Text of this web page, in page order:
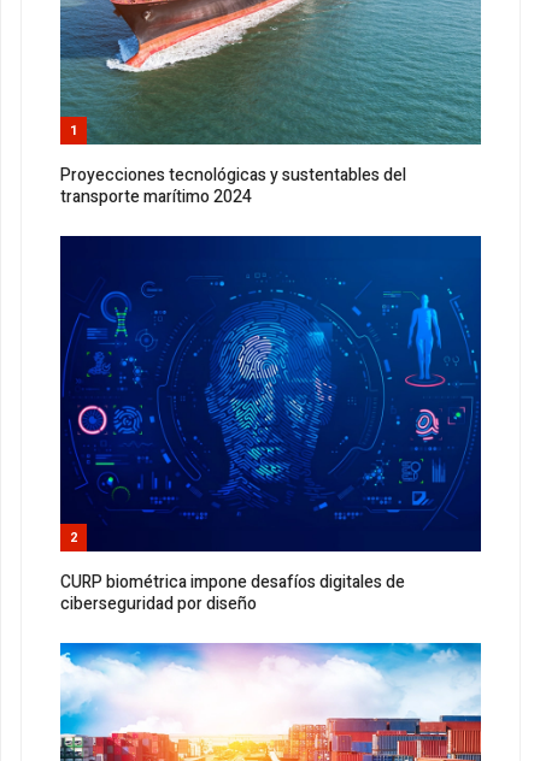
1
Proyecciones tecnológicas y sustentables del
transporte marítimo 2024
2
CURP biométrica impone desafíos digitales de
ciberseguridad por diseño